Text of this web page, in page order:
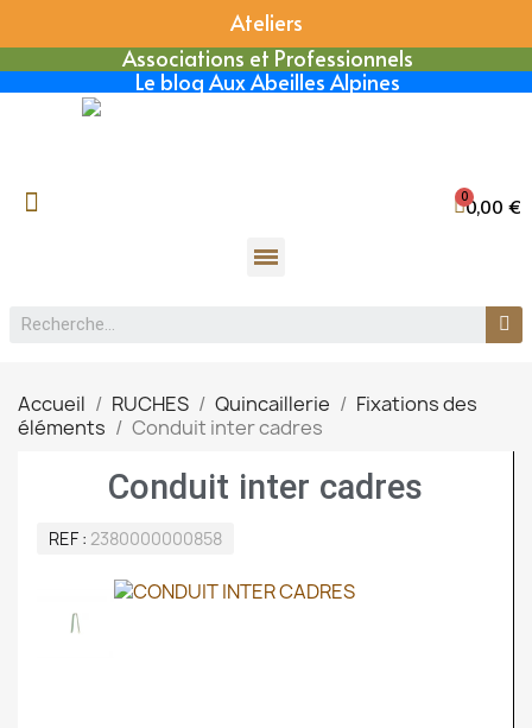
Ateliers
Associations et Professionnels
Le blog Aux Abeilles Alpines
0,00 €
Accueil RUCHES Quincaillerie
Fixations des
éléments
Conduit inter cadres
Conduit inter cadres
REF 2380000000858